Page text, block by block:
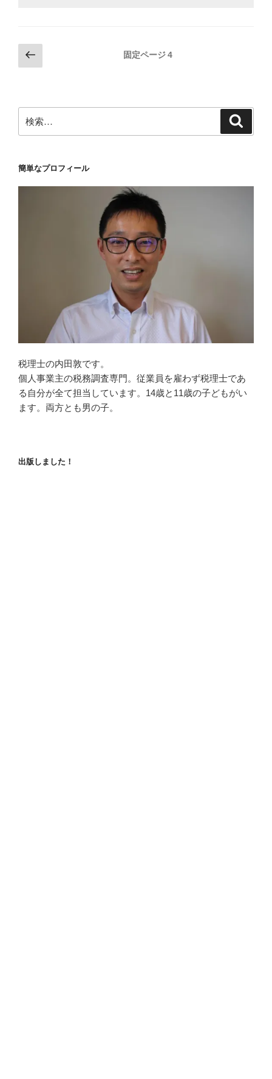
投
稿
ー
ジ
り
前
の
ジ
固定ページ4
索:
簡単なプロフィール
税理士の内田敦です。
個人事業主の税務調査専門。従業員を雇わず税理士であ
る自分が全て担当しています。14歳と11歳の子どもがい
ます。両方とも男の子。
出版しました！